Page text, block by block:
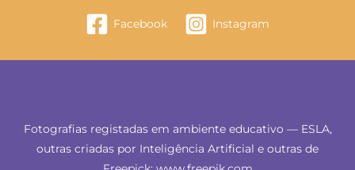
Facebook Instagram
Fotografias registadas em ambiente educativo — ESLA,
outras criadas por Inteligência Artificial e outras de